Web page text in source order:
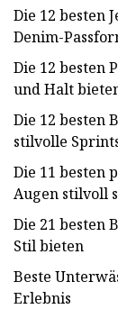
Die 12 besten
Denim-
Die 12 besten
und Halt
Die 12 besten
stilvolle
Die 11 besten
Augen stilvoll
Die 21 besten
Stil bieten
Beste
Erlebnis